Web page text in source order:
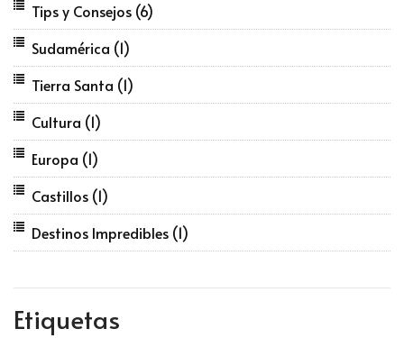
Tips y Consejos (6)
Sudamérica (1)
Tierra Santa (1)
Cultura (1)
Europa (1)
Castillos (1)
Destinos Impredibles (1)
Etiquetas